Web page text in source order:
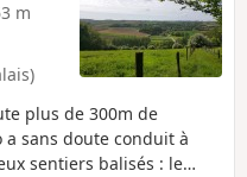
m
plus de 300m de
sans doute conduit à
sentiers balisés : le